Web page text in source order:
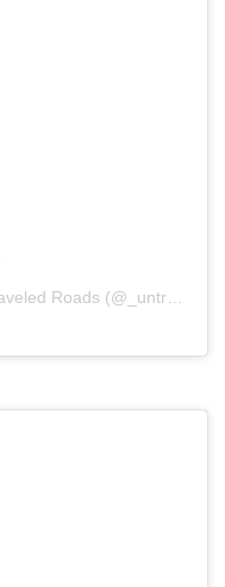
Uma publicação partilhada por Untraveled Roads (@_untraveledroads_)